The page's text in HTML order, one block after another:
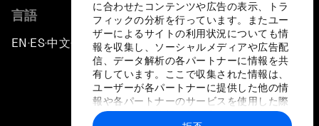
に合わせたコンテンツや広告の表示、トラ
フィックの分析を行っています。またユー
ザーによるサイトの利用状況についても情
報を収集し、ソーシャルメディアや広告配
信、データ解析の各パートナーに情報を共
有しています。ここで収集された情報は、
ユーザーが各パートナーに提供した他の情
報や各パートナーのサービスを使用した際
に収集された情報と組み合わされ、各パー
言語
EN ▪ ES▪中文▪ 日本語